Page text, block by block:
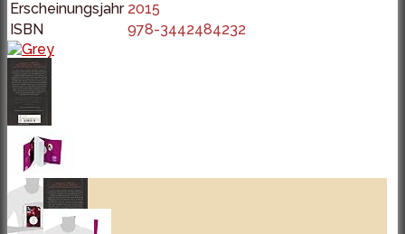
Erscheinungsjahr 2015
ISBN
978-3442484232